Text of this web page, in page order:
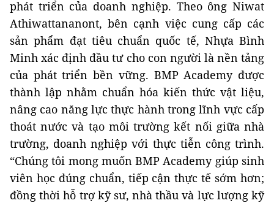
phát triển của doanh nghiệp. Theo ông Niwat
Athiwattananont, bên cạnh việc cung cấp các
sản phẩm đạt tiêu chuẩn quốc tế, Nhựa Bình
Minh xác định đầu tư cho con người là nền tảng
của phát triển bền vững. BMP Academy được
thành lập nhằm chuẩn hóa kiến thức vật liệu,
nâng cao năng lực thực hành trong lĩnh vực cấp
thoát nước và tạo môi trường kết nối giữa nhà
trường, doanh nghiệp với thực tiễn công trình.
“Chúng tôi mong muốn BMP Academy giúp sinh
viên học đúng chuẩn, tiếp cận thực tế sớm hơn;
đồng thời hỗ trợ kỹ sư, nhà thầu và lực lượng kỹ